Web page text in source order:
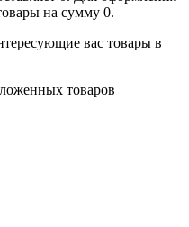
на сумму 0.
вас товары в
товаров